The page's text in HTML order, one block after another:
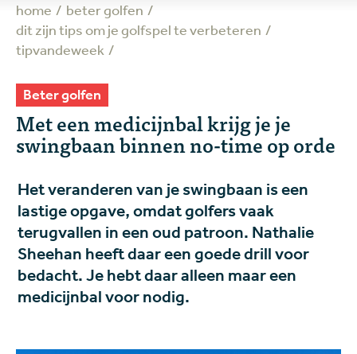
home
beter golfen
dit zijn tips om je golfspel te verbeteren
tipvandeweek
Beter golfen
Met een medicijnbal krijg je je
swingbaan binnen no-time op orde
Het veranderen van je swingbaan is een
lastige opgave, omdat golfers vaak
terugvallen in een oud patroon. Nathalie
Sheehan heeft daar een goede drill voor
bedacht. Je hebt daar alleen maar een
medicijnbal voor nodig.